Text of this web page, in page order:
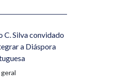
C. Silva convidado
a Diáspora